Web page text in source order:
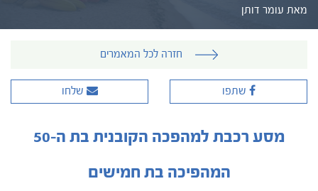
מאת עומר דותן
חזרה לכל המאמרים
שלחו שתפו
מסע רכבת למהפכה הקובנית בת ה-50
המהפיכה בת חמישים